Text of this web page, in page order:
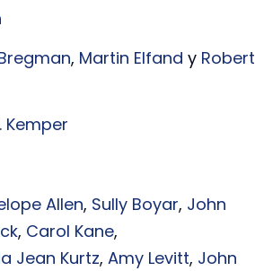
, Martin Elfand y Robert
Kemper
Allen, Sully Boyar, John
, Carol Kane,
Jean Kurtz, Amy Levitt, John